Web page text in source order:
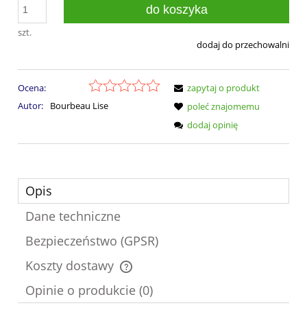
szt.
do koszyka
dodaj do przechowalni
Ocena:
Autor:
Bourbeau Lise
zapytaj o produkt
poleć znajomemu
dodaj opinię
Opis
Dane techniczne
Bezpieczeństwo (GPSR)
Koszty dostawy
Cena nie zawiera ewentualnych kosztów płatności
Opinie o produkcie (0)